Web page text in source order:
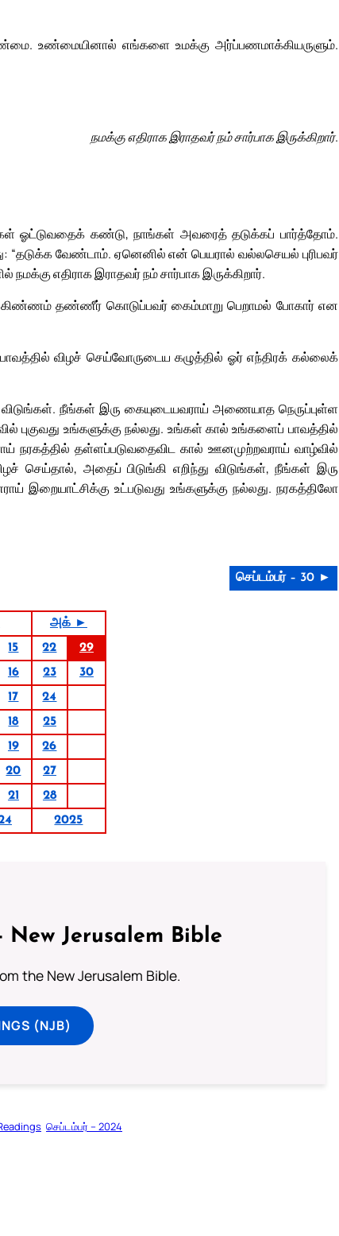
உண்மையினால் எங்களை உமக்கு அர்ப்பணமாக்கியருளும்.
நமக்கு எதிராக இராதவர் நம் சார்பாக இருக்கிறார்.
ஓட்டுவதைக் கண்டு, நாங்கள் அவரைத் தடுக்கப் பார்த்தோம்.
“தடுக்க வேண்டாம். ஏனெனில் என் பெயரால் வல்லசெயல் புரிபவர்
எதிராக இராதவர் நம் சார்பாக இருக்கிறார்.
கிண்ணம் தண்ணீர் கொடுப்பவர் கைம்மாறு பெறாமல் போகார் என
விழச் செய்வோருடைய கழுத்தில் ஓர் எந்திரக் கல்லைக்
நீங்கள் இரு கையுடையவராய் அணையாத நெருப்புள்ள
புகுவது உங்களுக்கு நல்லது. உங்கள் கால் உங்களைப் பாவத்தில்
நரகத்தில் தள்ளப்படுவதைவிட கால் ஊனமுற்றவராய் வாழ்வில்
செய்தால், அதைப் பிடுங்கி எறிந்து விடுங்கள், நீங்கள் இரு
உட்படுவது உங்களுக்கு நல்லது. நரகத்திலோ
செப்டம்பர் – 30 ►
அக் ►
15 22
29
16 23
30
17
24
18
25
19
26
20
27
21
28
2025
New Jerusalem Bible
the New Jerusalem Bible.
(NJB)
செப்டம்பர் – 2024